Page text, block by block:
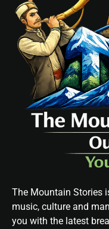
The Mountain Stories
music, culture and
you with the latest